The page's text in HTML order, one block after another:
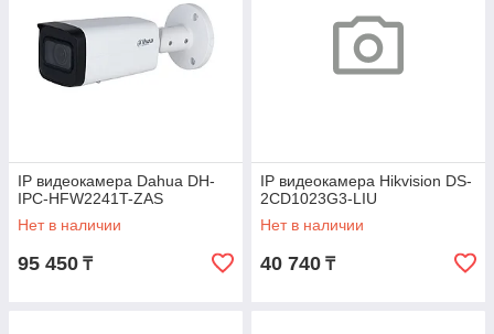
IP видеокамера Dahua DH-
IPC-HFW2241T-ZAS
Нет в наличии
95 450 ₸
IP видеокамера Hikvision DS-
2CD1023G3-LIU
Нет в наличии
40 740 ₸